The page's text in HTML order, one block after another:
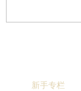
新手专栏